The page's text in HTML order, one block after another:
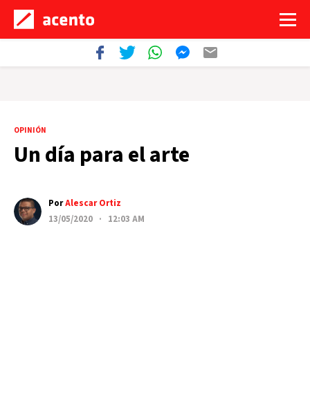
OPINIÓN
Un día para el arte
PorAlescar Ortiz
13/05/2020 · 12:03 AM